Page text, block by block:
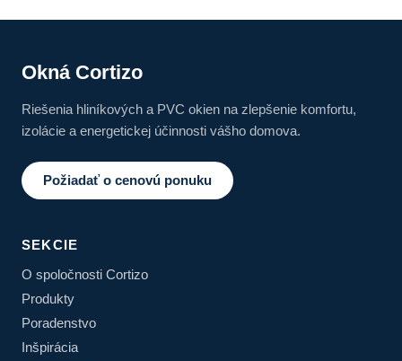
Okná Cortizo
Riešenia hliníkových a PVC okien na zlepšenie komfortu,
izolácie a energetickej účinnosti vášho domova.
Požiadať o cenovú ponuku
SEKCIE
O spoločnosti Cortizo
Produkty
Poradenstvo
Inšpirácia